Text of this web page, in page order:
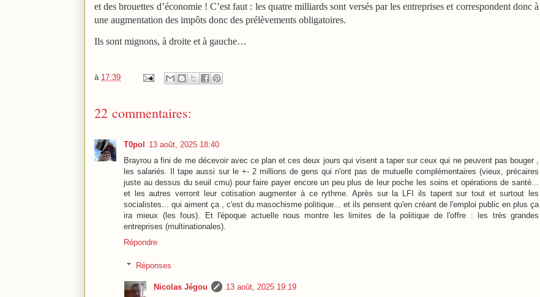
et des brouettes d’économie ! C’est faut : les quatre milliards sont versés par les entreprises et correspondent donc à
une augmentation des impôts donc des prélèvements obligatoires.
Ils sont mignons, à droite et à gauche…
à 17:39
22 commentaires:
T0pol 13 août, 2025 18:40
Brayrou a fini de me décevoir avec ce plan et ces deux jours qui visent a taper sur ceux qui ne peuvent pas bouger ,
les salariés. Il tape aussi sur le +- 2 millions de gens qui n'ont pas de mutuelle complémentaires (vieux, précaires
juste au dessus du seuil cmu) pour faire payer encore un peu plus de leur poche les soins et opérations de santé...
et les autres verront leur cotisation augmenter à ce rythme. Après sur la LFI ils tapent sur tout et surtout les
socialistes... qui aiment ça , c'est du masochisme politique... et ils pensent qu'en créant de l'emploi public en plus ça
ira mieux (les fous). Et l'époque actuelle nous montre les limites de la politique de l'offre : les très grandes
entreprises (multinationales).
Répondre
Réponses
Nicolas Jégou
13 août, 2025 19:19